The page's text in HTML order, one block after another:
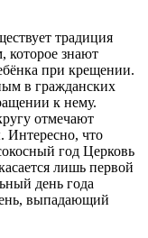
традиция
которое знают
при крещении.
в гражданских
к нему.
отмечают
. Интересно, что
год Церковь
лишь первой
день года
выпадающий